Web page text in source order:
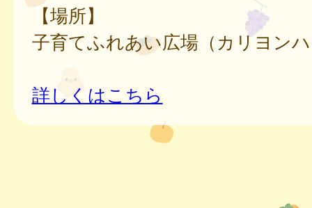
【場所】
子育てふれあい広場（カリヨン
詳しくはこちら